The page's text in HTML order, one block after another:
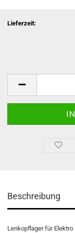
Lieferzeit:
Beschreibung
Lenkopflager für